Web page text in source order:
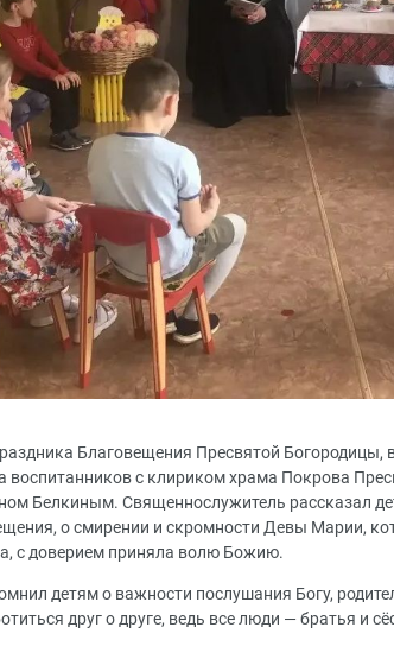
Благовещения Пресвятой Богородицы,
воспитанников с клириком храма Покрова
Белкиным. Священнослужитель рассказал
о смирении и скромности Девы Марии,
с доверием приняла волю Божию.
детям о важности послушания Богу,
друг о друге, ведь все люди — братья и